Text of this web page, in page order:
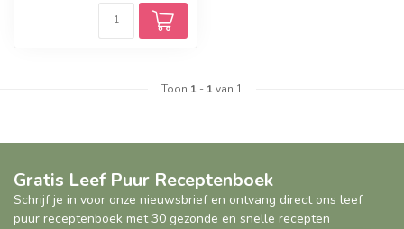
Toon 1 - 1van 1
Gratis Leef Puur Receptenboek
Schrijf je in voor onze nieuwsbrief en ontvang direct ons leef
puur receptenboek met 30 gezonde en snelle recepten